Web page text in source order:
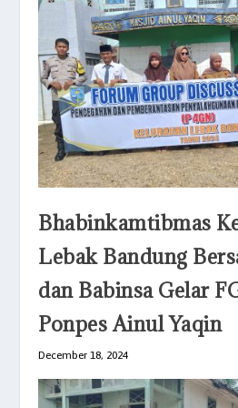
Bhabinkamtibmas
Lebak Bandung
dan Babinsa Gelar
Ponpes Ainul Yaqin
December 18, 2024